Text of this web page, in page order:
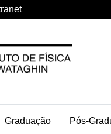
Graduação Pós-